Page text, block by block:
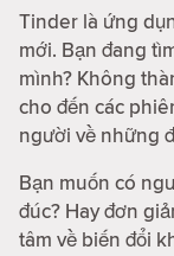
Tinder là ứng
mới. Bạn đang
mình? Không
cho đến các
người về những
Bạn muốn có
đúc? Hay đơn
tâm về biến đổi